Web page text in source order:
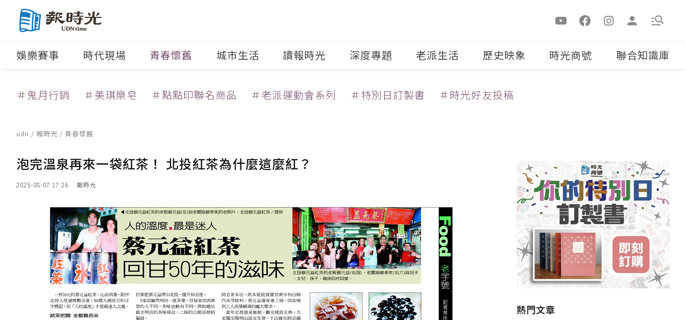
娛樂賽事 時代現場 青春懷舊 城市生活 讀報時光 深度專題 老派生活 歷史映象 時光商號 聯合知識庫
＃鬼月行銷 ＃美琪樂皂 ＃點點印聯名商品 ＃老派運動會系列 ＃特別日訂製書 ＃時光好友投稿
udn / 報時光 / 青春懷舊
泡完溫泉再來一袋紅茶！ 北投紅茶為什麼這麼紅？
2025-08-07 17:26 報時光
熱門文章